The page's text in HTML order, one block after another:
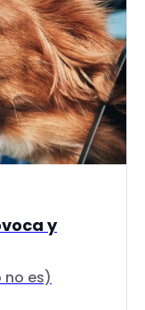
y
no es)